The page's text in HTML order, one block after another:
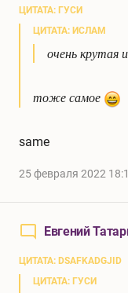
ЦИТАТА: ГУСИ
ЦИТАТА: ИСЛАМ
очень крутая
тоже самое
same
25 февраля 2022
Евгений
ЦИТАТА: DSAFKADGJID
ЦИТАТА: ГУСИ